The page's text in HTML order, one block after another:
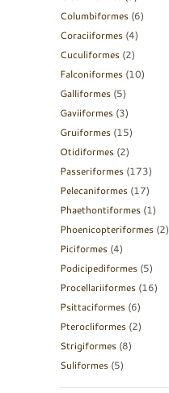
Columbiformes (6)
Coraciiformes (4)
Cuculiformes (2)
Falconiformes (10)
Galliformes (5)
Gaviiformes (3)
Gruiformes (15)
Otidiformes (2)
Passeriformes (173)
Pelecaniformes (17)
Phaethontiformes (1)
Phoenicopteriformes (2)
Piciformes (4)
Podicipediformes (5)
Procellariiformes (16)
Psittaciformes (6)
Pterocliformes (2)
Strigiformes (8)
Suliformes (5)